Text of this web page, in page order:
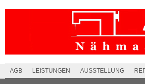
AGB LEISTUNGEN AUSSTELLUNG